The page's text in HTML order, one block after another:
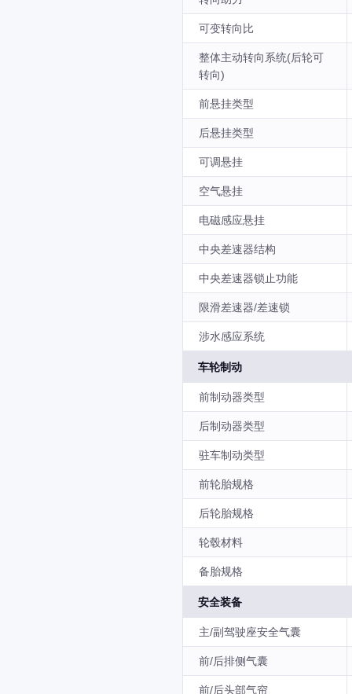
可变转向比
整体主动转向系统(后轮可
转向)
前悬挂类型
后悬挂类型
可调悬挂
空气悬挂
电磁感应悬挂
中央差速器结构
中央差速器锁止功能
限滑差速器/差速锁
涉水感应系统
车轮制动
前制动器类型
后制动器类型
驻车制动类型
前轮胎规格
后轮胎规格
轮毂材料
备胎规格
安全装备
主/副驾驶座安全气囊
前/后排侧气囊
前/后头部气帘